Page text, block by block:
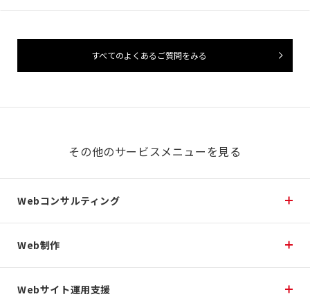
すべてのよくあるご質問をみる
その他のサービスメニューを見る
Webコンサルティング
Web制作
Webサイト運用支援